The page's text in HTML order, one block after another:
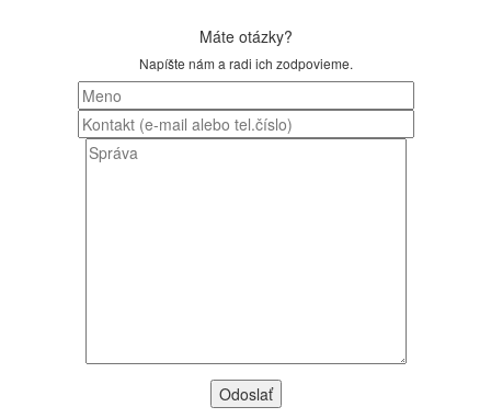
Máte otázky?
Napíšte nám a radi ich zodpovieme.